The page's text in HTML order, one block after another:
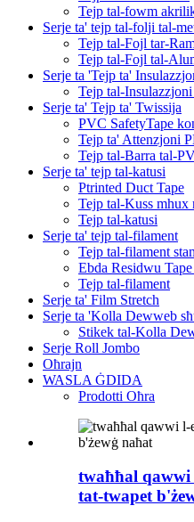
Tejp tal-fowm
Serje ta' tejp tal-folji tal-
Tejp tal-Fojl tar-
Tejp tal-Fojl tal-
Serje ta 'Tejp ta'
Tejp tal-
Serje ta' Tejp ta' Twissija
PVC SafetyTape
Tejp ta' Attenzjoni
Tejp tal-Barra tal-
Serje ta' tejp tal-katusi
Ptrinted Duct Tape
Tejp tal-Kuss mhux
Tejp tal-katusi
Serje ta' tejp tal-filament
Tejp tal-filament
Ebda Residwu
Tejp tal-filament
Serje ta' Film Stretch
Serje ta 'Kolla Dewweb
Stikek tal-Kolla
Serje Roll Jombo
Oħrajn
WASLA ĠDIDA
Prodotti Oħra
twaħħal qawwi
tat-twapet